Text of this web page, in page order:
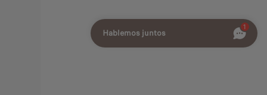
Hablemos juntos
1